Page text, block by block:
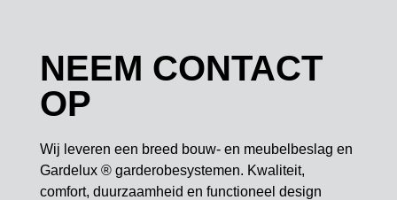
NEEM CONTACT
OP
Wij leveren een breed bouw- en meubelbeslag en
Gardelux ® garderobesystemen. Kwaliteit,
comfort, duurzaamheid en functioneel design